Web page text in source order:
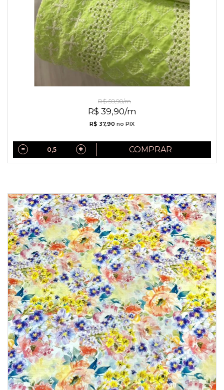
R$ 39,90/m
R$ 59,90/m
R$ 37,90 no PIX
COMPRAR